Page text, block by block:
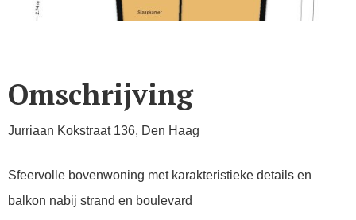
Omschrijving
Jurriaan Kokstraat 136, Den Haag
Sfeervolle bovenwoning met karakteristieke details en
balkon nabij strand en boulevard